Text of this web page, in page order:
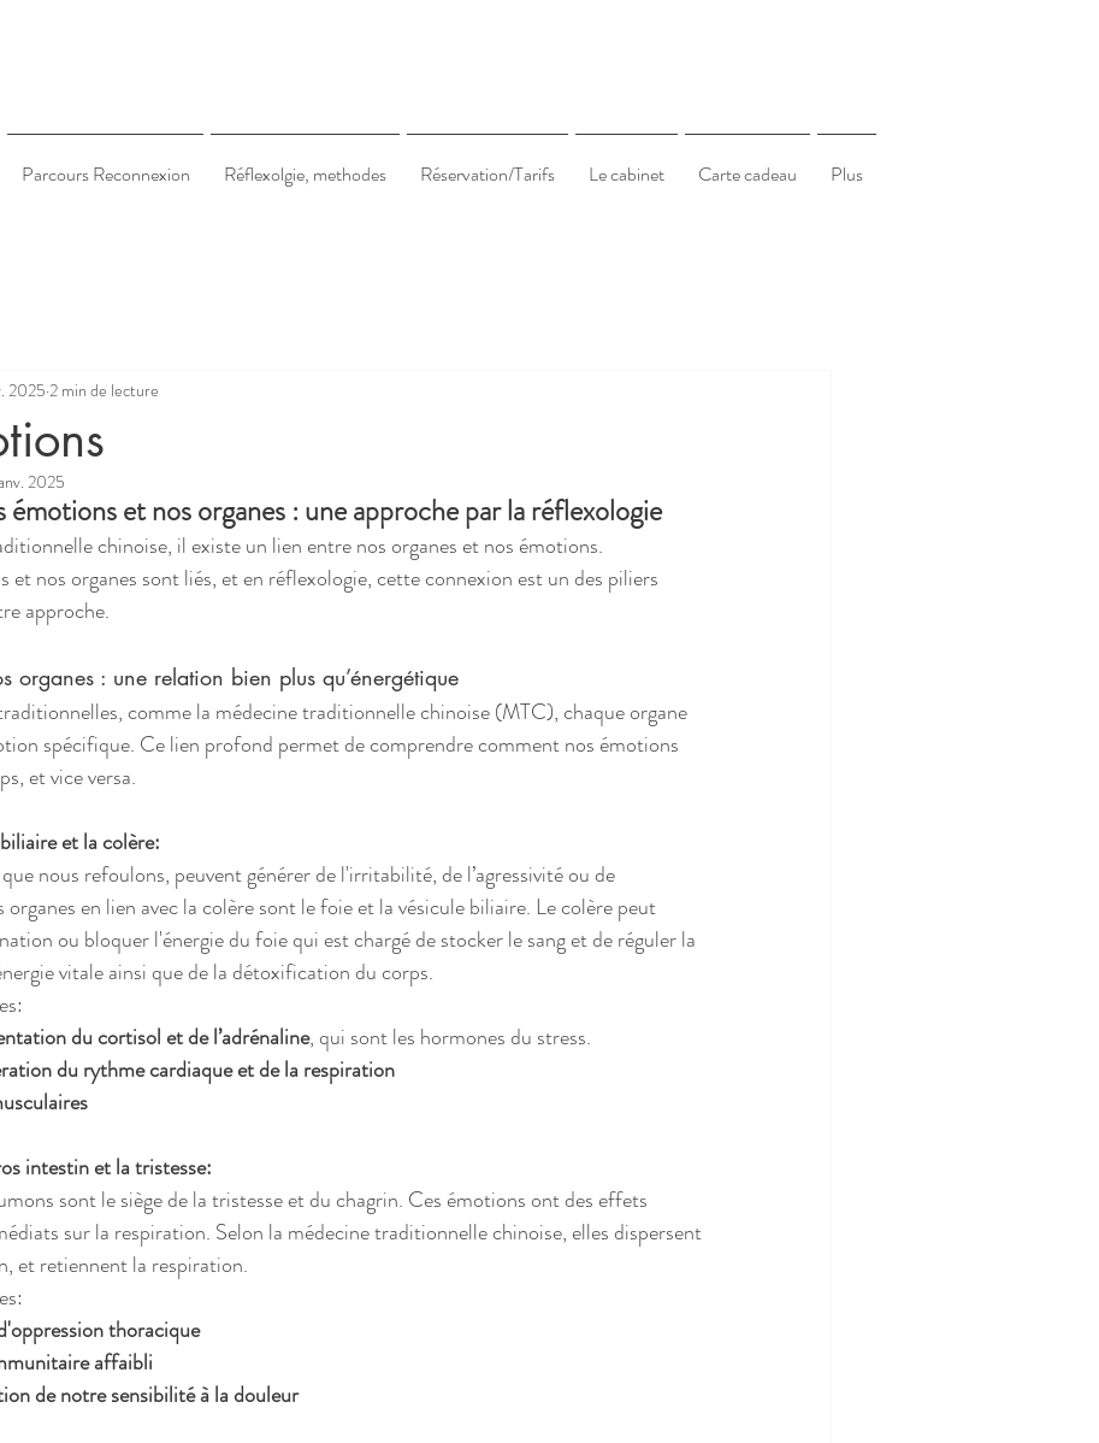
Parcours Reconnexion Réflexolgie, methodes Réservation/Tarifs Le cabinet Carte cadeau Plus
2025 2 min de lecture
2025
émotions et nos organes : une approche par la réflexologie
chinoise, il existe un lien entre nos organes et nos émotions.
et nos organes sont liés, et en réflexologie, cette connexion est un des piliers
approche.
organes : une relation bien plus qu’énergétique
comme la médecine traditionnelle chinoise (MTC), chaque organe
spécifique. Ce lien profond permet de comprendre comment nos émotions
et vice versa.
et la colère:
nous refoulons, peuvent générer de l'irritabilité, de l’agressivité ou de
organes en lien avec la colère sont le foie et la vésicule biliaire. Le colère peut
ou bloquer l'énergie du foie qui est chargé de stocker le sang et de réguler la
vitale ainsi que de la détoxification du corps.
du cortisol et de l’adrénaline, qui sont les hormones du stress.
du rythme cardiaque et de la respiration
intestin et la tristesse:
sont le siège de la tristesse et du chagrin. Ces émotions ont des effets
sur la respiration. Selon la médecine traditionnelle chinoise, elles dispersent
et retiennent la respiration.
thoracique
affaibli
de notre sensibilité à la douleur